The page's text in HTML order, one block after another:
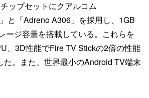
ップセットにクアルコム
と「Adreno A306」を採用し、1GB
ージ容量を搭載している。これらを
、3D性能でFire TV Stickの2倍の性能
た。また、世界最小のAndroid TV端末